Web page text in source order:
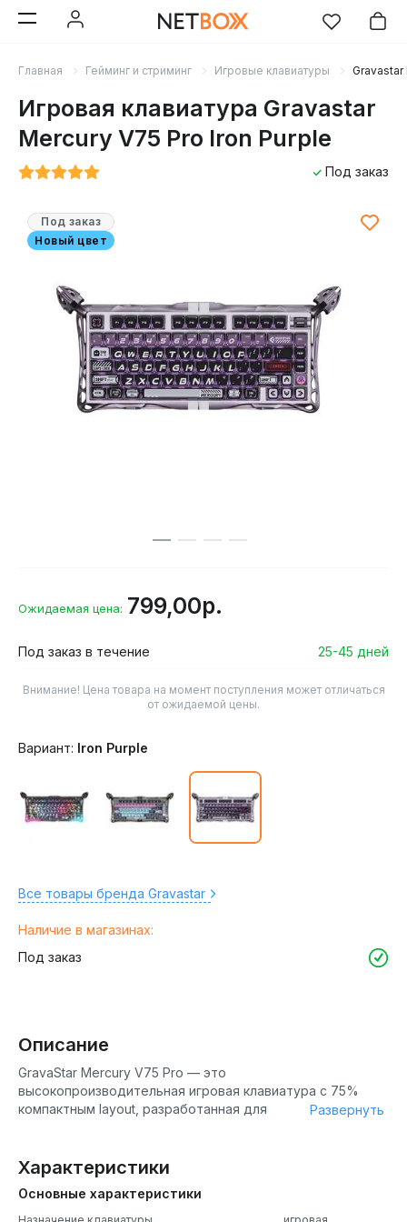
Главная Гейминг и стриминг Игровые клавиатуры
Игровая клавиатура Gravastar
Mercury V75 Pro Iron Purple
Под заказ
Под заказ
Новый цвет
Ожидаемая цена: 799,00р.
Под заказ в течение 25-45 дней
Внимание! Цена товара на момент поступления может отличаться
от ожидаемой цены.
Вариант: Iron Purple
Все товары бренда Gravastar
Наличие в магазинах:
Под заказ
Описание
GravaStar Mercury V75 Pro — это
высокопроизводительная игровая клавиатура с 75%
компактным layout, разработанная для
Mercury V75, которая сочетает в себе передовые
технологии и уникальный дизайн. Клавиатура оснащена
магнитными Hall Effect переключателями Gateron Jade
Gaming, которые обеспечивают настраиваемую
Развернуть
Характеристики
Основные характеристики